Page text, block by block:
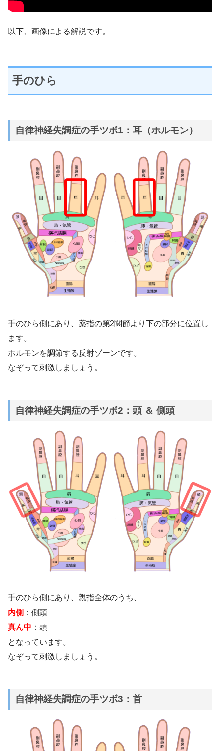
以下、画像による解説です。
手のひら
自律神経失調症の手ツボ1：耳（ホルモン）
手のひら側にあり、薬指の第2関節より下の部分に位置し
ます。
ホルモンを調節する反射ゾーンです。
なぞって刺激しましょう。
自律神経失調症の手ツボ2：頭 ＆ 側頭
手のひら側にあり、親指全体のうち、
内側 ：側頭
真ん中 ：頭
となっています。
なぞって刺激しましょう。
自律神経失調症の手ツボ3：首